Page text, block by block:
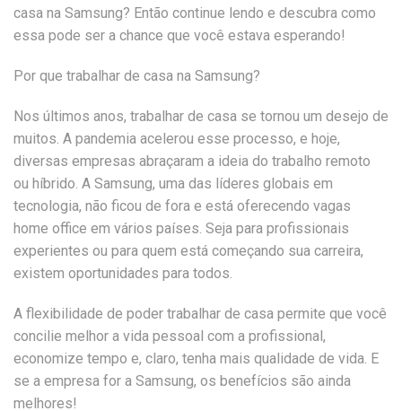
casa na Samsung? Então continue lendo e descubra como
essa pode ser a chance que você estava esperando!
Por que trabalhar de casa na Samsung?
Nos últimos anos, trabalhar de casa se tornou um desejo de
muitos. A pandemia acelerou esse processo, e hoje,
diversas empresas abraçaram a ideia do trabalho remoto
ou híbrido. A Samsung, uma das líderes globais em
tecnologia, não ficou de fora e está oferecendo vagas
home office em vários países. Seja para profissionais
experientes ou para quem está começando sua carreira,
existem oportunidades para todos.
A flexibilidade de poder trabalhar de casa permite que você
concilie melhor a vida pessoal com a profissional,
economize tempo e, claro, tenha mais qualidade de vida. E
se a empresa for a Samsung, os benefícios são ainda
melhores!